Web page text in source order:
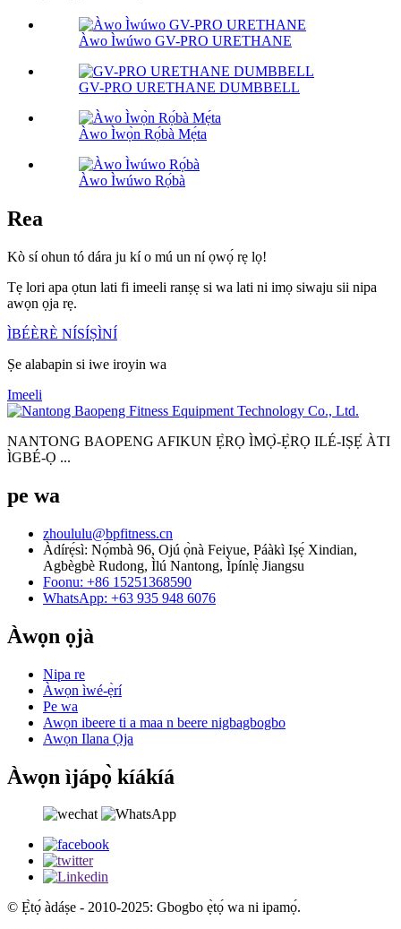
Àwo Ìwúwo GV-PRO URETHANE
GV-PRO URETHANE DUMBBELL
Àwo Ìwọ̀n Rọ́bà Mẹ́ta
Àwo Ìwúwo Rọ́bà
Rea
Kò sí ohun tó dára ju kí o mú un ní ọwọ́ rẹ lọ!
Tẹ lori apa ọtun lati fi imeeli ranṣẹ si wa lati ni imọ siwaju sii nipa
awọn ọja rẹ.
ÌBÉÈRÈ NÍSÍṢÌNÍ
Ṣe alabapin si iwe iroyin wa
Imeeli
NANTONG BAOPENG AFIKUN Ẹ̀RỌ ÌMỌ̀-Ẹ̀RỌ ILÉ-IṢẸ́ ÀTI
ÌGBÉ-Ọ ...
pe wa
zhoululu@bpfitness.cn
Àdírẹ́sì: Nọ́mbà 96, Ojú ọ̀nà Feiyue, Páàkì Iṣẹ́ Xindian,
Agbègbè Rudong, Ìlú Nantong, Ìpínlẹ̀ Jiangsu
Foonu: +86 15251368590
WhatsApp: +63 935 948 6076
Àwọn ọjà
Nipa re
Àwọn ìwé-ẹ̀rí
Pe wa
Awọn ibeere ti a maa n beere nigbagbogbo
Awọn Ilana Ọja
Àwọn ìjápọ̀ kíákíá
© Ẹ̀tọ́ àdáṣe - 2010-2025: Gbogbo ẹ̀tọ́ wa ni ipamọ́.